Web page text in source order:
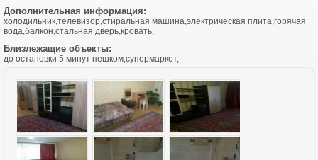
Дополнительная информация:
холодильник,телевизор,стиральная машина,электрическая плита,горячая
вода,балкон,стальная дверь,кровать,
Близлежащие объекты:
до остановки 5 минут пешком,супермаркет,